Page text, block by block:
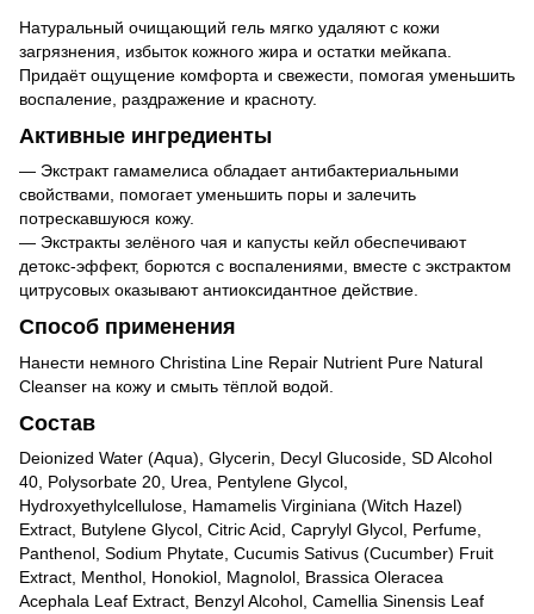
Натуральный очищающий гель мягко удаляют с кожи
загрязнения, избыток кожного жира и остатки мейкапа.
Придаёт ощущение комфорта и свежести, помогая уменьшить
воспаление, раздражение и красноту.
Активные ингредиенты
— Экстракт гамамелиса обладает антибактериальными
свойствами, помогает уменьшить поры и залечить
потрескавшуюся кожу.
— Экстракты зелёного чая и капусты кейл обеспечивают
детокс-эффект, борются с воспалениями, вместе с экстрактом
цитрусовых оказывают антиоксидантное действие.
Способ применения
Нанести немного Christina Line Repair Nutrient Pure Natural
Cleanser на кожу и смыть тёплой водой.
Состав
Deionized Water (Aqua), Glycerin, Decyl Glucoside, SD Alcohol
40, Polysorbate 20, Urea, Pentylene Glycol,
Hydroxyethylcellulose, Hamamelis Virginiana (Witch Hazel)
Extract, Butylene Glycol, Citric Acid, Caprylyl Glycol, Perfume,
Panthenol, Sodium Phytate, Cucumis Sativus (Cucumber) Fruit
Extract, Menthol, Honokiol, Magnolol, Brassica Oleracea
Acephala Leaf Extract, Benzyl Alcohol, Camellia Sinensis Leaf